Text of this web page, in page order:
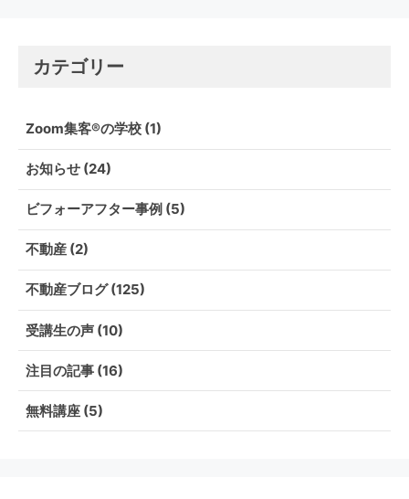
カテゴリー
Zoom集客®の学校(1)
お知らせ(24)
ビフォーアフター事例 (5)
不動産(2)
不動産ブログ(125)
受講生の声(10)
注目の記事(16)
無料講座(5)